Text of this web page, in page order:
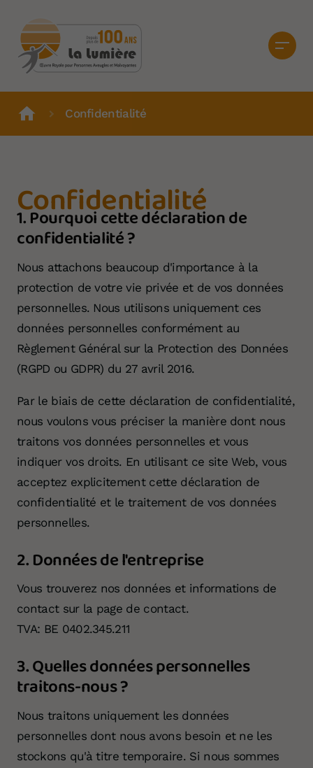
Confidentialité
Confidentialité
1. Pourquoi cette déclaration de
confidentialité ?
Nous attachons beaucoup d'importance à la
protection de votre vie privée et de vos données
personnelles. Nous utilisons uniquement ces
données personnelles conformément au
Règlement Général sur la Protection des Données
(RGPD ou GDPR) du 27 avril 2016.
Par le biais de cette déclaration de confidentialité,
nous voulons vous préciser la manière dont nous
traitons vos données personnelles et vous
indiquer vos droits. En utilisant ce site Web, vous
acceptez explicitement cette déclaration de
confidentialité et le traitement de vos données
personnelles.
2. Données de l'entreprise
Vous trouverez nos données et informations de
contact sur la page de contact.
TVA: BE 0402.345.211
3. Quelles données personnelles
traitons-nous ?
Nous traitons uniquement les données
personnelles dont nous avons besoin et ne les
stockons qu'à titre temporaire. Si nous sommes